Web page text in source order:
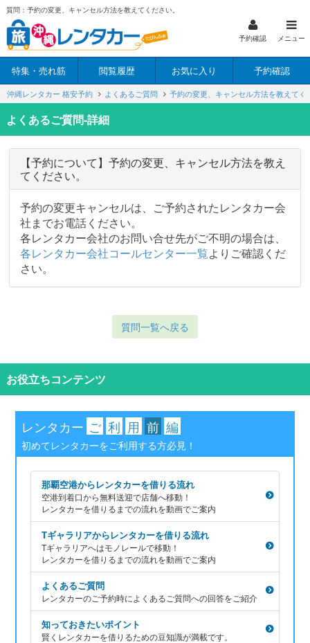
質問：予約の変更、キャンセル方法を教えてください。
予約確認 メニュー
特集・売れ筋 閲覧履歴 お気に入り 予約確認
沖縄レンタカー 格安予約 よくあるご質問 予約の変更、キャンセル方法を教えてく
よくあるご質問-詳細
【予約について】予約の変更、キャンセル方法を教え
てください。
予約の変更キャンセルは、ご予約されたレンタカー会
社までお電話ください。
各レンタカー会社のお問い合せ先がご不明の場合は、
各レンタカー会社コールセンター一覧よりご確認くだ
さい。
質問一覧へ戻る
お役立ちコンテンツ
レンタカー ご 利 用 前 編
初めてレンタカーをご利用する方必見！
那覇空港からレンタカーを借りる流れ
空港到着口から無料送迎で店舗へ移動！
レンタカーを借りるまでの流れを動画でご案内
Tギャラリアからレンタカーを借りる流れ
Tギャラリアへはモノレールで移動！
レンタカーを借りるまでの流れを動画でご案内
よくあるご質問
レンタカーのご予約時によくあるご質問への回答をご紹介
知っておきたいポイント
賢くレンタカーを借りるための豆知識が満載です。